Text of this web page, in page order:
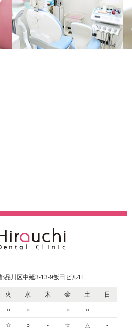
品川区中延3-13-9飯田ビル1F
火 水 木 金 土 日
○ ○ - ○ ○ -
☆ ○ - ☆ △ -